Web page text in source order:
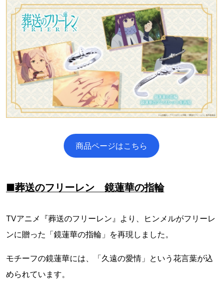
商品ページはこちら
■葬送のフリーレン 鏡蓮華の指輪
TVアニメ『葬送のフリーレン』より、ヒンメルがフリーレ
ンに贈った「鏡蓮華の指輪」を再現しました。
モチーフの鏡蓮華には、「久遠の愛情」という花言葉が込
められています。